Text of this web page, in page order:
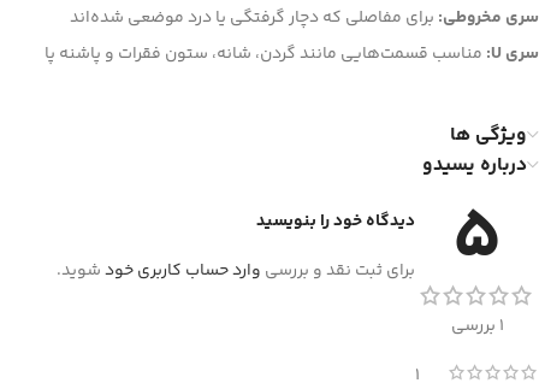
سری مخروطی: برای مفاصلی که دچار گرفتگی یا درد موضعی شده‌اند
سری U:
مناسب قسمت‌هایی مانند گردن، شانه، ستون فقرات و پاشنه پا
ویژگی ها
درباره یسیدو
5
1 بررسی
1
دیدگاه خود را بنویسید
برای ثبت نقد و بررسی وارد حساب کاربری خودشوید.